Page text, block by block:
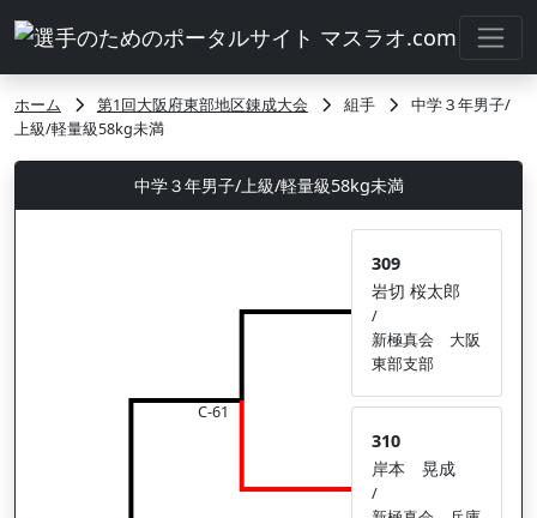
ホーム 第1回大阪府東部地区錬成大会 組手
中学３年男子/
上級/軽量級58kg未満
中学３年男子/上級/軽量級58kg未満
C-61
309
岩切 桜太郎
/
新極真会 大阪
東部支部
310
岸本 晃成
/